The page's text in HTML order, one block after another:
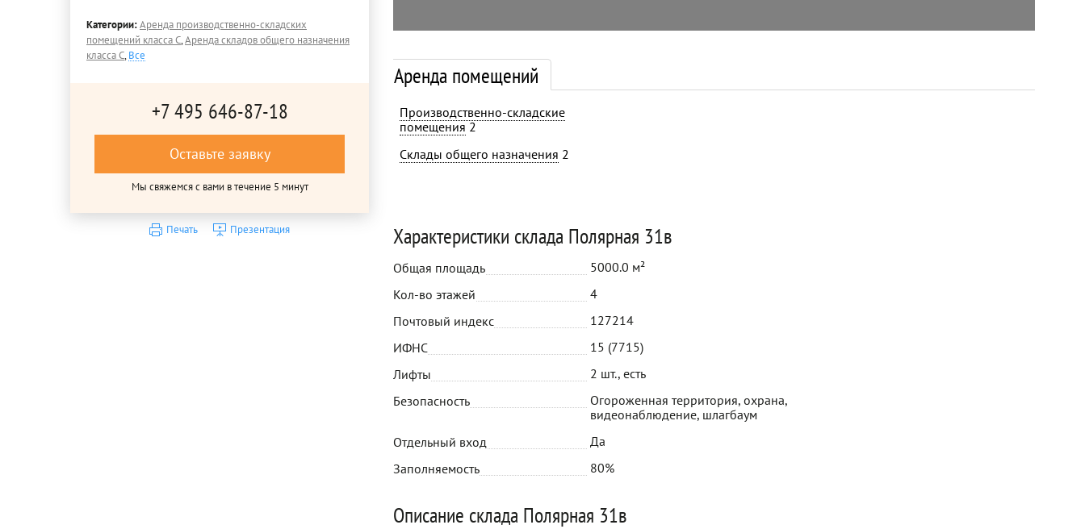
Категории:Аренда производственно-складских
помещений класса C,Аренда складов общего назначения
класса C,Все
+7 495 646-87-18
Оставьте заявку
Мы свяжемся с вами в течение 5 минут
Печать Презентация
Аренда помещений
Производственно-складские
помещения 2
Склады общего назначения 2
Характеристики склада Полярная 31в
Общая площадь
5000.0 м²
Кол-во этажей
4
Почтовый индекс
127214
ИФНС
15 (7715)
Лифты
2 шт., есть
Безопасность
Огороженная территория, охрана,
видеонаблюдение, шлагбаум
Отдельный вход
Да
Заполняемость
80%
Описание склада Полярная 31в